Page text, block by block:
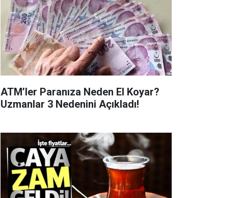
ATM’ler Paranıza Neden El Koyar?
Uzmanlar 3 Nedenini Açıkladı!